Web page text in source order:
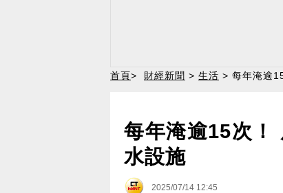
首頁> 財經新聞 > 生活 > 每年淹逾
每年淹逾15次！
水設施
2025/07/14 12:45